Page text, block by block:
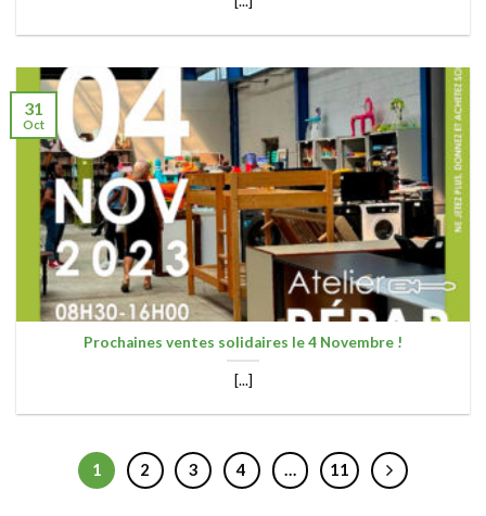
Prochaines ventes solidaires le 4 Novembre !
[...]
31
Oct
1 2 3 4 … 11